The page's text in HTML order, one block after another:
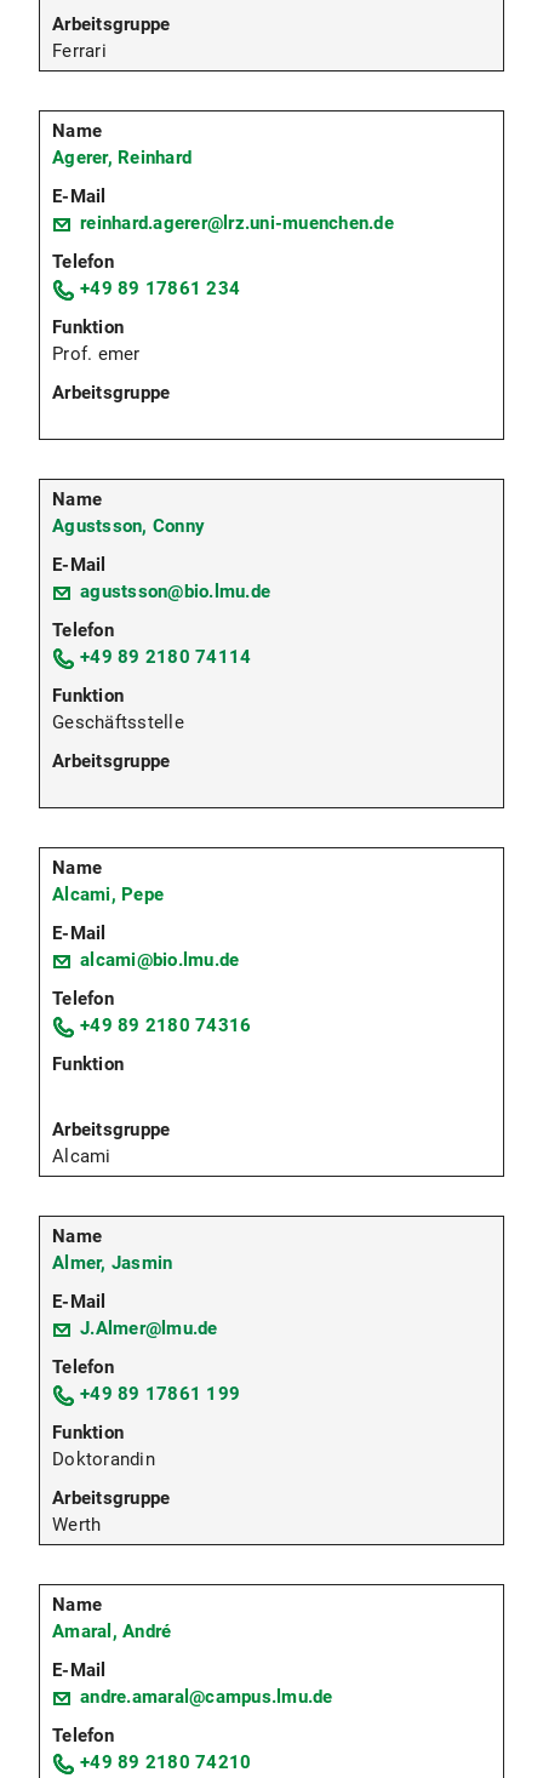
Ferrari
Agerer, Reinhard
reinhard.agerer@lrz.uni-muenchen.de
+49 89 17861 234
Prof. emer
Agustsson, Conny
agustsson@bio.lmu.de
+49 89 2180 74114
Geschäftsstelle
Alcami, Pepe
alcami@bio.lmu.de
+49 89 2180 74316
Alcami
Almer, Jasmin
J.Almer@lmu.de
+49 89 17861 199
Doktorandin
Werth
Amaral, André
andre.amaral@campus.lmu.de
+49 89 2180 74210